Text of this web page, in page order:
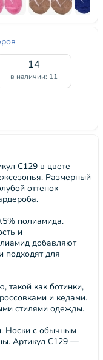
14
в наличии: 11
С129 в цвете
Размерный
оттенок
полиамида.
и
добавляют
подходят для
такой как ботинки,
и кедами.
стилями одежды.
Носки с обычным
Артикул С129 —